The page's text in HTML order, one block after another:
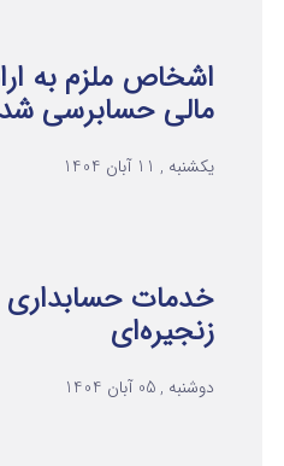
اشخاص ملزم به
مالی حسابرسی شده
یکشنبه , 11 آبان 1404
خدمات حسابداری
زنجیره‌ای
دوشنبه , 05 آبان 1404